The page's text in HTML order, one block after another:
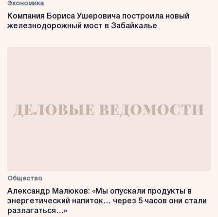
Экономика
Компания Бориса Ушеровича построила новый
железнодорожный мост в Забайкалье
Общество
Александр Малюков: «Мы опускали продукты в
энергетический напиток… через 5 часов они стали
разлагаться…»